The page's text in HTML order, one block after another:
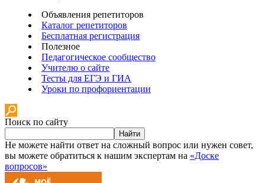
Объявления репетиторов
Каталог репетиторов
Бесплатная регистрация
Полезное
Педагогическое сообщество
Учителю о сайте
Тесты для ЕГЭ и ГИА
Уроки по профориентации
Поиск по сайту
Найти
Не можете найти ответ на сложный вопрос или нужен совет,
вы можете обратиться к нашим экспертам на «Доске
вопросов»